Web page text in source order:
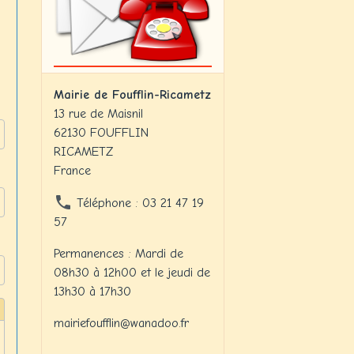
Mairie de Foufflin-Ricametz
13 rue de Maisnil
62130 FOUFFLIN
RICAMETZ
France
Téléphone : 03 21 47 19
57
Permanences : Mardi de
08h30 à 12h00 et le jeudi de
13h30 à 17h30
mairiefoufflin@wanadoo.fr